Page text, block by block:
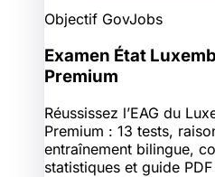
Objectif GovJobs
Examen État
Premium
Réussissez l’EAG du
Premium : 13 tests,
entraînement bilingue,
statistiques et guide